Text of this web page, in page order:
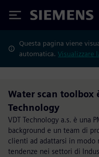
Siemens
Questa pagina viene
automatica.Visualizzare
Water scan toolbox
Technology
VDT Technology a.s. è una
background e un team di
clienti ad adattarsi in modo
tendenze nei settori di